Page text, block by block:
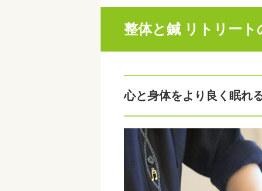
整体と鍼 リトリー
心と身体をより良く眠れ